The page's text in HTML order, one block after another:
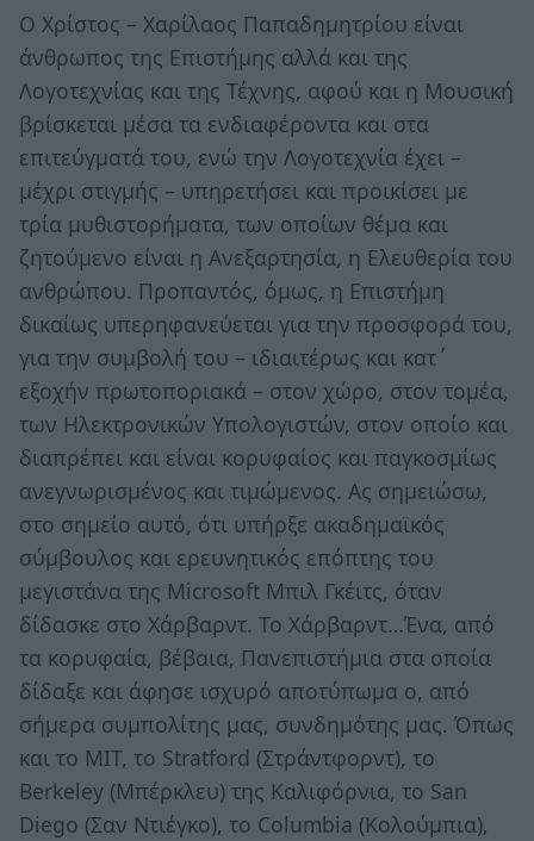
Ο Χρίστος – Χαρίλαος Παπαδημητρίου είναι
άνθρωπος της Επιστήμης αλλά και της
Λογοτεχνίας και της Τέχνης, αφού και η Μουσική
βρίσκεται μέσα τα ενδιαφέροντα και στα
επιτεύγματά του, ενώ την Λογοτεχνία έχει –
μέχρι στιγμής – υπηρετήσει και προικίσει με
τρία μυθιστορήματα, των οποίων θέμα και
ζητούμενο είναι η Ανεξαρτησία, η Ελευθερία του
ανθρώπου. Προπαντός, όμως, η Επιστήμη
δικαίως υπερηφανεύεται για την προσφορά του,
για την συμβολή του – ιδιαιτέρως και κατ΄
εξοχήν πρωτοποριακά – στον χώρο, στον τομέα,
των Ηλεκτρονικών Υπολογιστών, στον οποίο και
διαπρέπει και είναι κορυφαίος και παγκοσμίως
ανεγνωρισμένος και τιμώμενος. Ας σημειώσω,
στο σημείο αυτό, ότι υπήρξε ακαδημαϊκός
σύμβουλος και ερευνητικός επόπτης του
μεγιστάνα της Microsoft Μπιλ Γκέιτς, όταν
δίδασκε στο Χάρβαρντ. Το Χάρβαρντ…Ένα, από
τα κορυφαία, βέβαια, Πανεπιστήμια στα οποία
δίδαξε και άφησε ισχυρό αποτύπωμα ο, από
σήμερα συμπολίτης μας, συνδημότης μας. Όπως
και το MIT, το Stratford (Στράντφορντ), το
Berkeley (Μπέρκλευ) της Καλιφόρνια, το San
Diego (Σαν Ντιέγκο), το Columbia (Κολούμπια),